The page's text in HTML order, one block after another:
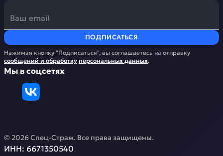
ПОДПИСАТЬСЯ
Нажимая кнопку "Подписаться", вы соглашаетесь на отправку
сообщений и обработку персональных данных.
Мы в соцсетях
© 2026Спец-Страж. Все права защищены.
ИНН: 6671350540